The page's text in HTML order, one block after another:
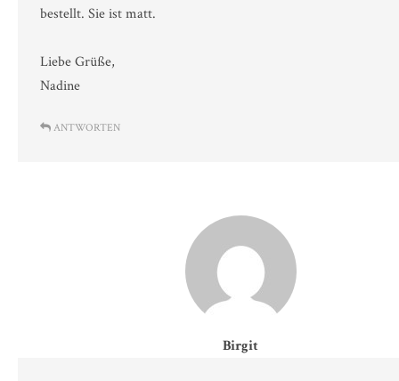
bestellt. Sie ist matt.
Liebe Grüße,
Nadine
ANTWORTEN
Birgit